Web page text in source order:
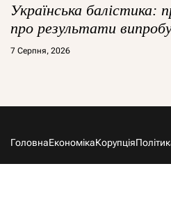
Українська балістика:
про результати
7 Серпня, 2026
ГоловнаЕкономікаКорупція